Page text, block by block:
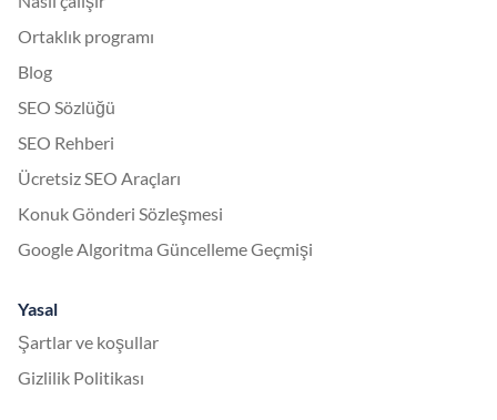
Ortaklık programı
Blog
SEO Sözlüğü
SEO Rehberi
Ücretsiz SEO Araçları
Konuk Gönderi Sözleşmesi
Google Algoritma Güncelleme Geçmişi
Yasal
Şartlar ve koşullar
Gizlilik Politikası